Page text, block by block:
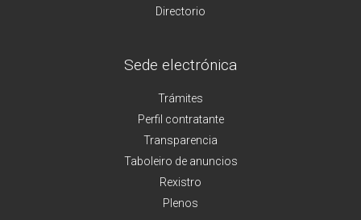
Directorio
Sede electrónica
Trámites
Perfil contratante
Transparencia
Taboleiro de anuncios
Rexistro
Plenos